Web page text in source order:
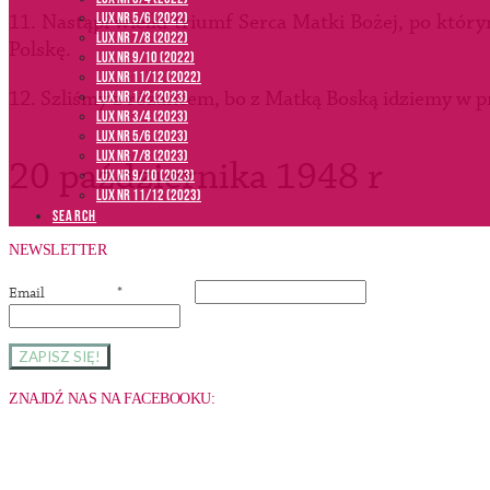
LUX NR 5/6 (2022)
LUX NR 7/8 (2022)
LUX nr 9/10 (2022)
LUX NR 11/12 (2022)
LUX NR 1/2 (2023)
LUX NR 3/4 (2023)
LUX NR 5/6 (2023)
LUX NR 7/8 (2023)
LUX NR 9/10 (2023)
LUX NR 11/12 (2023)
SEARCH
11. Nastąpi wielki triumf Serca Matki Bożej, po
Polskę.
12. Szliśmy z różańcem, bo z Matką Boską idziemy w
20 października 1948 r
NEWSLETTER
Email*
ZNAJDŹ NAS NA FACEBOOKU: